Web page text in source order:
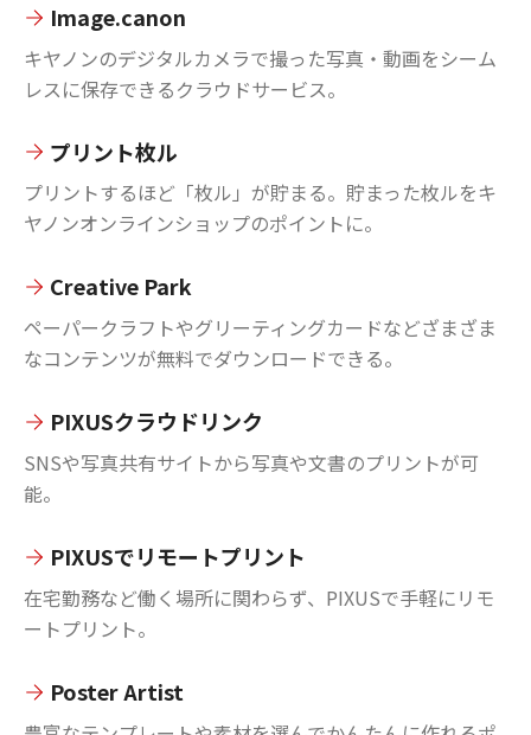
Image.canon
キヤノンのデジタルカメラで撮った写真・動画をシーム
レスに保存できるクラウドサービス。
プリント枚ル
プリントするほど「枚ル」が貯まる。貯まった枚ルをキ
ヤノンオンラインショップのポイントに。
Creative Park
ペーパークラフトやグリーティングカードなどざまざま
なコンテンツが無料でダウンロードできる。
PIXUSクラウドリンク
SNSや写真共有サイトから写真や文書のプリントが可
能。
PIXUSでリモートプリント
在宅勤務など働く場所に関わらず、PIXUSで手軽にリモ
ートプリント。
Poster Artist